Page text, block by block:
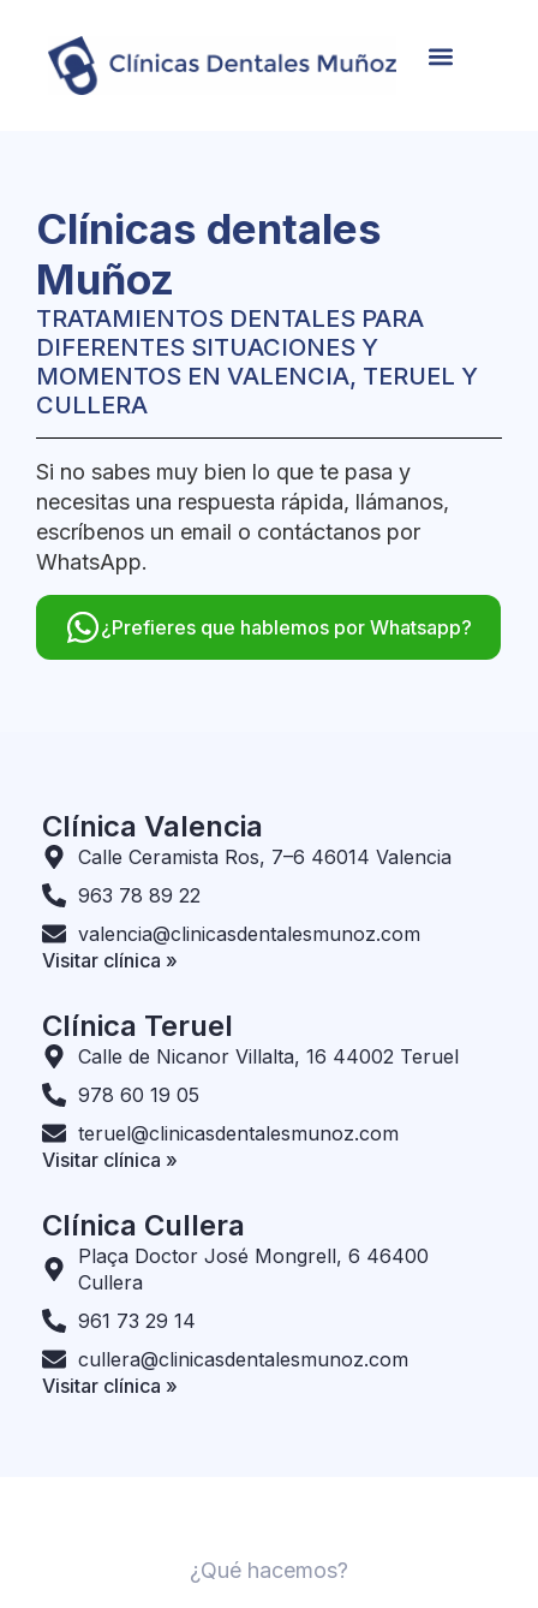
Clínicas dentales
Muñoz
TRATAMIENTOS DENTALES PARA
DIFERENTES SITUACIONES Y
MOMENTOS EN VALENCIA, TERUEL Y
CULLERA
Si no sabes muy bien lo que te pasa y
necesitas una respuesta rápida, llámanos,
escríbenos un email o contáctanos por
WhatsApp.
¿Prefieres que hablemos por Whatsapp?
Clínica Valencia
Calle Ceramista Ros, 7–6 46014 Valencia
963 78 89 22
valencia@clinicasdentalesmunoz.com
Visitar clínica »
Clínica Teruel
Calle de Nicanor Villalta, 16 44002 Teruel
978 60 19 05
teruel@clinicasdentalesmunoz.com
Visitar clínica »
Clínica Cullera
Plaça Doctor José Mongrell, 6 46400
Cullera
961 73 29 14
cullera@clinicasdentalesmunoz.com
Visitar clínica »
¿Qué hacemos?